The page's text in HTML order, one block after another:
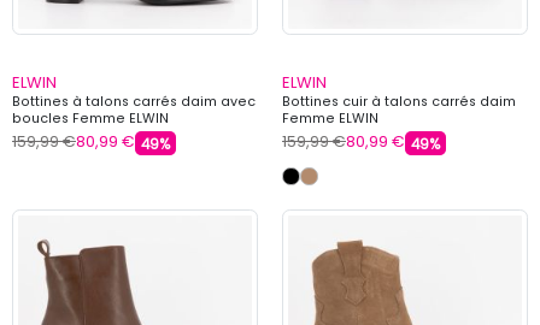
ELWIN
Bottines à talons carrés daim avec
boucles Femme ELWIN
159,99 €80,99 € 49%
ELWIN
Bottines cuir à talons carrés daim
Femme ELWIN
159,99 €80,99 € 49%